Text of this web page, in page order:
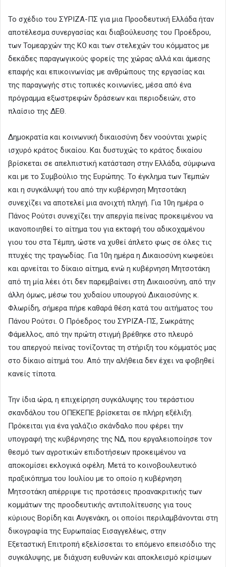
Το σχέδιο του ΣΥΡΙΖΑ-ΠΣ για μια Προοδευτική Ελλάδα ήταν
αποτέλεσμα συνεργασίας και διαβούλευσης του Προέδρου,
των Τομεαρχών της ΚΟ και των στελεχών του κόμματος με
δεκάδες παραγωγικούς φορείς της χώρας αλλά και άμεσης
επαφής και επικοινωνίας με ανθρώπους της εργασίας και
της παραγωγής στις τοπικές κοινωνίες, μέσα από ένα
πρόγραμμα εξωστρεφών δράσεων και περιοδειών, στο
πλαίσιο της ΔΕΘ.
Δημοκρατία και κοινωνική δικαιοσύνη δεν νοούνται χωρίς
ισχυρό κράτος δικαίου. Και δυστυχώς το κράτος δικαίου
βρίσκεται σε απελπιστική κατάσταση στην Ελλάδα, σύμφωνα
και με το Συμβούλιο της Ευρώπης. Το έγκλημα των Τεμπών
και η συγκάλυψή του από την κυβέρνηση Μητσοτάκη
συνεχίζει να αποτελεί μια ανοιχτή πληγή. Για 10η ημέρα ο
Πάνος Ρούτσι συνεχίζει την απεργία πείνας προκειμένου να
ικανοποιηθεί το αίτημα του για εκταφή του αδικοχαμένου
γιου του στα Τέμπη, ώστε να χυθεί άπλετο φως σε όλες τις
πτυχές της τραγωδίας. Για 10η ημέρα η Δικαιοσύνη κωφεύει
και αρνείται το δίκαιο αίτημα, ενώ η κυβέρνηση Μητσοτάκη
από τη μία λέει ότι δεν παρεμβαίνει στη Δικαιοσύνη, από την
άλλη όμως, μέσω του χυδαίου υπουργού Δικαιοσύνης κ.
Φλωρίδη, σήμερα πήρε καθαρά θέση κατά του αιτήματος του
Πάνου Ρούτσι. Ο Πρόεδρος του ΣΥΡΙΖΑ-ΠΣ, Σωκράτης
Φάμελλος, από την πρώτη στιγμή βρέθηκε στο πλευρό
του απεργού πείνας τονίζοντας τη στήριξη του κόμματός μας
στο δίκαιο αίτημά του. Από την αλήθεια δεν έχει να φοβηθεί
κανείς τίποτα.
Την ίδια ώρα, η επιχείρηση συγκάλυψης του τεράστιου
σκανδάλου του ΟΠΕΚΕΠΕ βρίσκεται σε πλήρη εξέλιξη.
Πρόκειται για ένα γαλάζιο σκάνδαλο που φέρει την
υπογραφή της κυβέρνησης της ΝΔ, που εργαλειοποίησε τον
θεσμό των αγροτικών επιδοτήσεων προκειμένου να
αποκομίσει εκλογικά οφέλη. Μετά το κοινοβουλευτικό
πραξικόπημα του Ιουλίου με το οποίο η κυβέρνηση
Μητσοτάκη απέρριψε τις προτάσεις προανακριτικής των
κομμάτων της προοδευτικής αντιπολίτευσης για τους
κύριους Βορίδη και Αυγενάκη, οι οποίοι περιλαμβάνονται στη
δικογραφία της Ευρωπαίας Εισαγγελέως, στην
Εξεταστική Επιτροπή εξελίσσεται το επόμενο επεισόδιο της
συγκάλυψης, με διάχυση ευθυνών και αποκλεισμό κρίσιμων